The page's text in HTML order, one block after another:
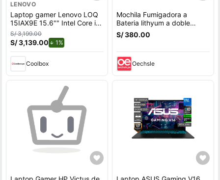
LENOVO
Laptop gamer Lenovo LOQ
15IAX9E 15.6"" Intel Core i5,
512GB SSD, 8GB RAM,
Windows 11 Home, gris
S/ 3,199.00
S/ 3,139.00 1%
Coolbox
Mochila Fumigadora a
Bateria lithyum a doble
bomba
S/ 380.00
Oechsle